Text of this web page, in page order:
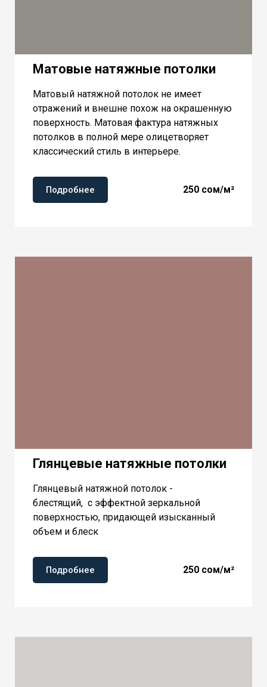
Матовые натяжные потолки
Матовый натяжной потолок не имеет
отражений и внешне похож на окрашенную
поверхность. Матовая фактура натяжных
потолков в полной мере олицетворяет
классический стиль в интерьере.
Подробнее 250 сом/м²
Глянцевые натяжные потолки
Глянцевый натяжной потолок -
блестящий, с эффектной зеркальной
поверхностью, придающей изысканный
объем и блеск
Подробнее 250 сом/м²